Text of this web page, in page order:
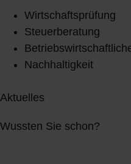
Wirtschaftsprüfung
Steuerberatung
Nachhaltigkeit
Aktuelles
Wussten Sie schon?